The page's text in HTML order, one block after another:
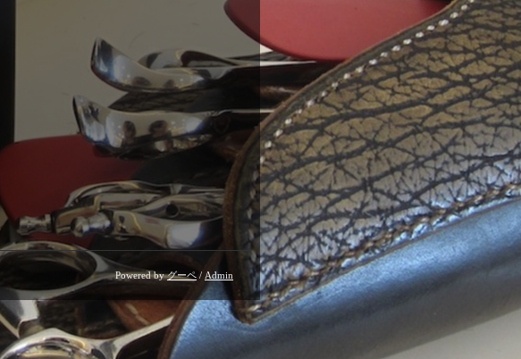
Powered byグーペ / Admin